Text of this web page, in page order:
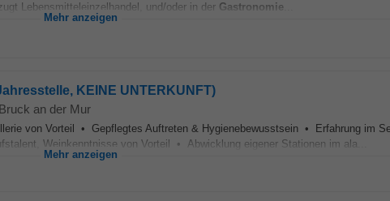
Lebensmitteleinzelhandel, und/oder in der Gastronomie
Mehr anzeigen
KEINE UNTERKUNFT)
Bruck an der Mur
von Vorteil • Gepflegtes Auftreten & Hygienebewusstsein • Erfahrung im
Weinkenntnisse von Vorteil • Abwicklung eigener Stationen im ala...
Mehr anzeigen